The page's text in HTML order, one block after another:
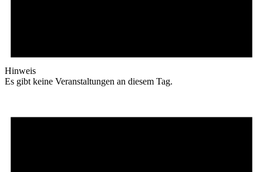
Hinweis
Es gibt keine Veranstaltungen an diesem Tag.